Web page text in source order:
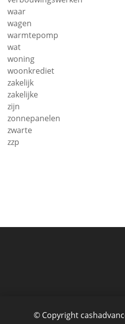
waar
wagen
warmtepomp
wat
woning
woonkrediet
zakelijk
zakelijke
zijn
zonnepanelen
zwarte
zzp
© Copyright